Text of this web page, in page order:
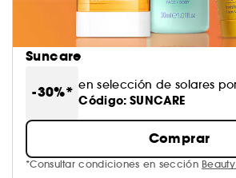
Suncare
-30%* en selección de solares
Código: SUNCARE
Comprar
*Consultar condiciones en sección